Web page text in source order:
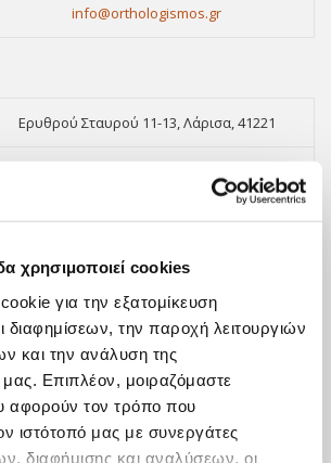
χρησιμοποιεί cookies
για την εξατομίκευση
διαφημίσεων, την παροχή λειτουργιών
και την ανάλυση της
μας. Επιπλέον, μοιραζόμαστε
αφορούν τον τρόπο που
ιστότοπό μας με συνεργάτες
διαφήμισης και αναλύσεων, οι
info@orthologismos.gr
Ερυθρού Σταυρού 11-13, Λάρισα, 41221
2310551289
info@orthologismos.gr